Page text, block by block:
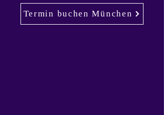
Termin buchen München